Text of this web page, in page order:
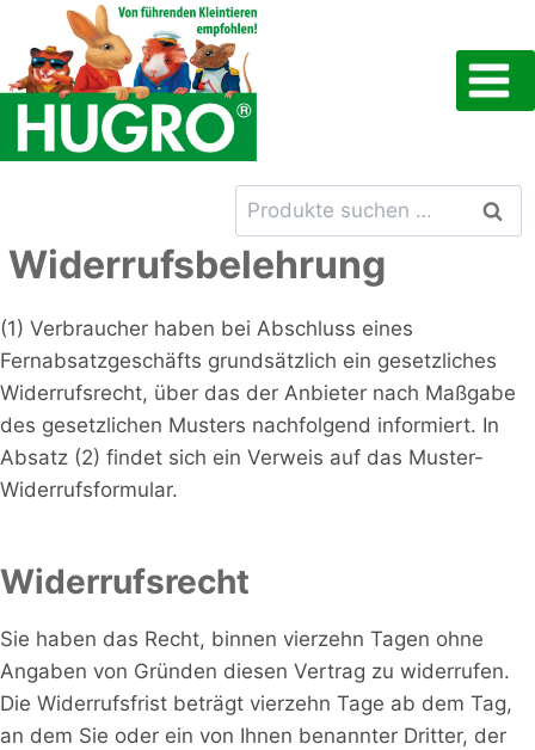
Inhalt
springen
Suchen
nach:
Widerrufsbelehrung
(1) Verbraucher haben bei Abschluss eines
Fernabsatzgeschäfts grundsätzlich ein gesetzliches
Widerrufsrecht, über das der Anbieter nach Maßgabe
des gesetzlichen Musters nachfolgend informiert. In
Absatz (2) findet sich ein Verweis auf das Muster-
Widerrufsformular.
Widerrufsrecht
Sie haben das Recht, binnen vierzehn Tagen ohne
Angaben von Gründen diesen Vertrag zu widerrufen.
Die Widerrufsfrist beträgt vierzehn Tage ab dem Tag,
an dem Sie oder ein von Ihnen benannter Dritter, der